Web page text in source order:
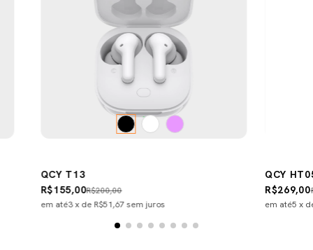
QCY T13
R$200,00
R$155,00
em até3x de R$51,67sem juros
QCY
R$269,00
em até5 x